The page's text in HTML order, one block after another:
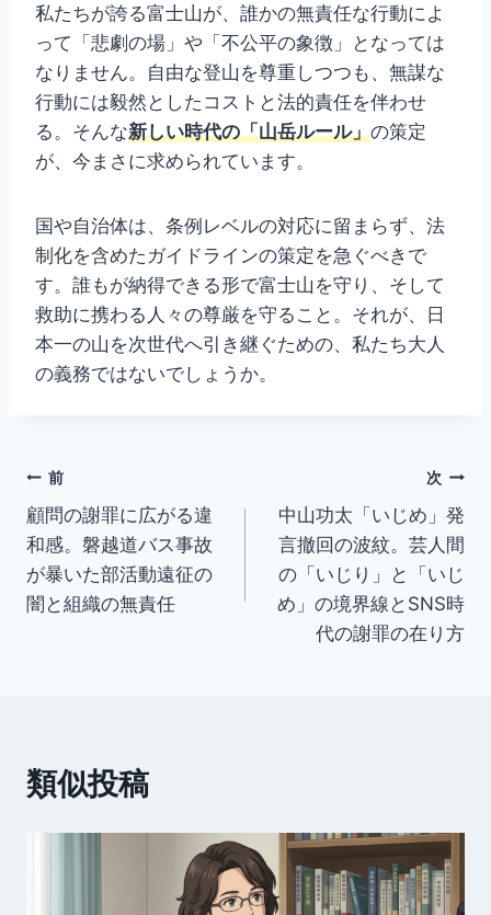
私たちが誇る富士山が、誰かの無責任な行動によ
って「悲劇の場」や「不公平の象徴」となっては
なりません。自由な登山を尊重しつつも、無謀な
行動には毅然としたコストと法的責任を伴わせ
る。そんな新しい時代の「山岳ルール」の策定
が、今まさに求められています。
国や自治体は、条例レベルの対応に留まらず、法
制化を含めたガイドラインの策定を急ぐべきで
す。誰もが納得できる形で富士山を守り、そして
救助に携わる人々の尊厳を守ること。それが、日
本一の山を次世代へ引き継ぐための、私たち大人
の義務ではないでしょうか。
投
稿
ナ
ビ
シ
ョ
前
顧問の謝罪に広がる違
和感。磐越道バス事故
が暴いた部活動遠征の
闇と組織の無責任
次
中山功太「いじめ」発
言撤回の波紋。芸人間
の「いじり」と「いじ
め」の境界線とSNS時
代の謝罪の在り方
類似投稿